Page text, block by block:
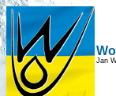
Jan